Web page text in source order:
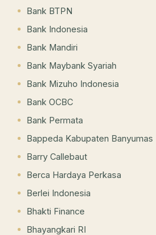
Bank BTPN
Bank Indonesia
Bank Mandiri
Bank Maybank Syariah
Bank Mizuho Indonesia
Bank OCBC
Bank Permata
Bappeda Kabupaten Banyumas
Barry Callebaut
Berca Hardaya Perkasa
Berlei Indonesia
Bhakti Finance
Bhayangkari RI